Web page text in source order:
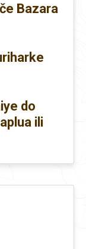
Bazara
do
ili